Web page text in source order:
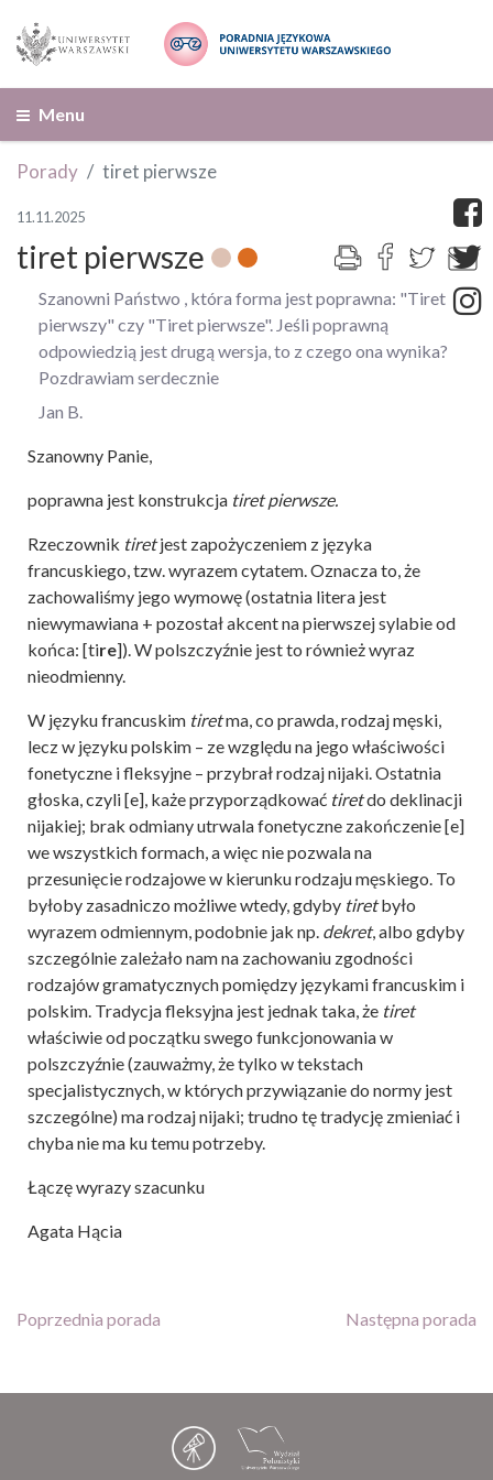
Menu
Porady tiret pierwsze
11.11.2025
tiret pierwsze
Szanowni Państwo , która forma jest poprawna: "Tiret
pierwszy" czy "Tiret pierwsze". Jeśli poprawną
odpowiedzią jest drugą wersja, to z czego ona wynika?
Pozdrawiam serdecznie
Jan B.
Szanowny Panie,
poprawna jest konstrukcja tiret pierwsze.
Rzeczownik tiretjest zapożyczeniem z języka
francuskiego, tzw. wyrazem cytatem. Oznacza to, że
zachowaliśmy jego wymowę (ostatnia litera jest
niewymawiana + pozostał akcent na pierwszej sylabie od
końca: [tire]). W polszczyźnie jest to również wyraz
nieodmienny.
W języku francuskim tiretma, co prawda, rodzaj męski,
lecz w języku polskim – ze względu na jego właściwości
fonetyczne i fleksyjne – przybrał rodzaj nijaki. Ostatnia
głoska, czyli [e], każe przyporządkować tiretdo deklinacji
nijakiej; brak odmiany utrwala fonetyczne zakończenie [e]
we wszystkich formach, a więc nie pozwala na
przesunięcie rodzajowe w kierunku rodzaju męskiego. To
byłoby zasadniczo możliwe wtedy, gdyby tiretbyło
wyrazem odmiennym, podobnie jak np. dekret, albo gdyby
szczególnie zależało nam na zachowaniu zgodności
rodzajów gramatycznych pomiędzy językami francuskim i
polskim. Tradycja fleksyjna jest jednak taka, że tiret
właściwie od początku swego funkcjonowania w
polszczyźnie (zauważmy, że tylko w tekstach
specjalistycznych, w których przywiązanie do normy jest
szczególne) ma rodzaj nijaki; trudno tę tradycję zmieniać i
chyba nie ma ku temu potrzeby.
Łączę wyrazy szacunku
Agata Hącia
Poprzednia porada Następna porada